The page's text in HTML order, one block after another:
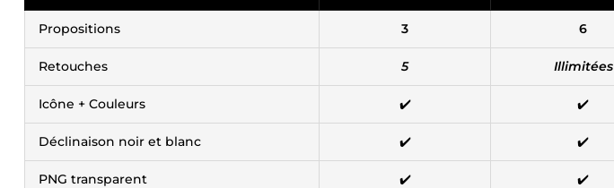
Propositions 3 6
Retouches 5 Illimitées
Icône + Couleurs ✔️ ✔️
Déclinaison noir et blanc ✔️ ✔️
PNG transparent ✔️ ✔️